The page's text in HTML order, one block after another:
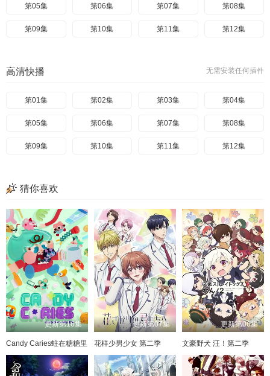
第05集 第06集 第07集 第08集
第09集 第10集 第11集 第12集
无需安装任何插件
高清快播
第01集 第02集 第03集 第04集
第05集 第06集 第07集 第08集
第09集 第10集 第11集 第12集
猜你喜欢
更新第16集
Candy Caries蛀在糖糖里
更新第07集
花样少男少女 第二季
更新第06集
文豪野犬 汪！第二季